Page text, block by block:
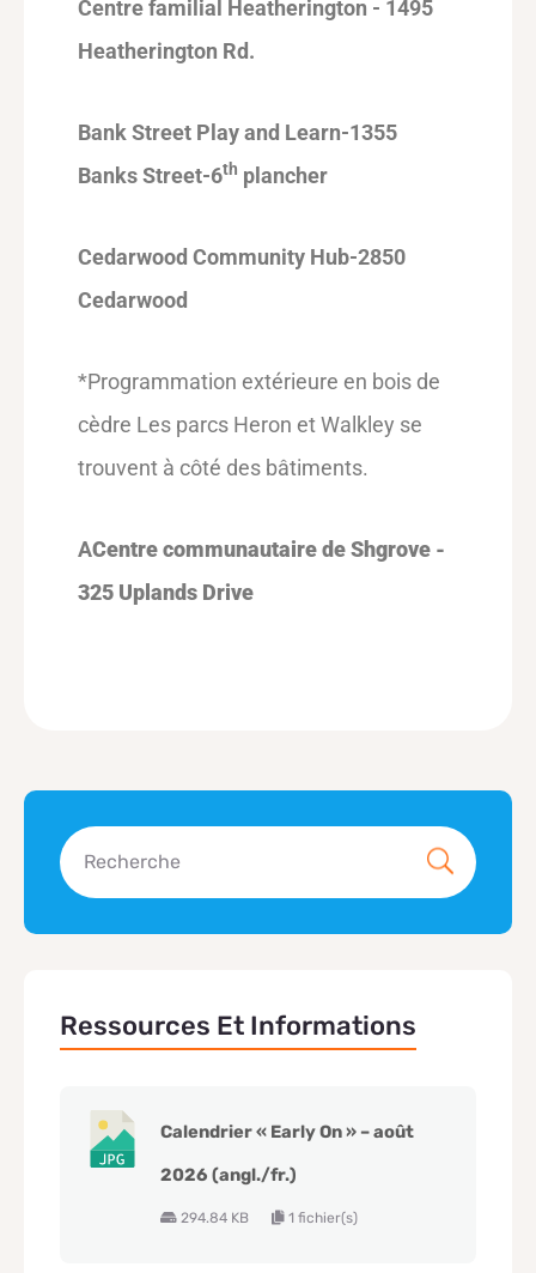
Centre familial Heatherington - 1495
Heatherington Rd.
Bank Street Play and Learn-1355
Banks Street-6th plancher
Cedarwood Community Hub-2850
Cedarwood
*Programmation extérieure en bois de
cèdre Les parcs Heron et Walkley se
trouvent à côté des bâtiments.
ACentre communautaire de Shgrove -
325 Uplands Drive
Ressources Et Informations
Calendrier « Early On » – août
2026 (angl./fr.)
294.84 KB 1 fichier(s)